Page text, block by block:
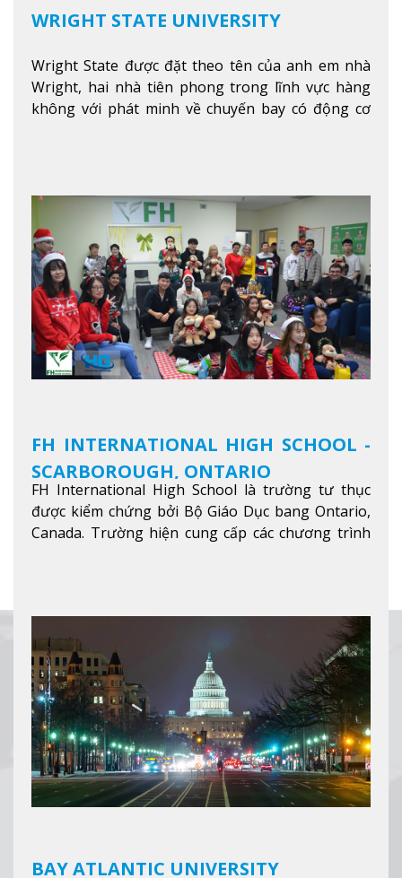
WRIGHT STATE UNIVERSITY
Wright State được đặt theo tên của anh em nhà
Wright, hai nhà tiên phong trong lĩnh vực hàng
không với phát minh về chuyến bay có động cơ
FH INTERNATIONAL HIGH SCHOOL -
SCARBOROUGH, ONTARIO
FH International High School là trường tư thục
được kiểm chứng bởi Bộ Giáo Dục bang Ontario,
Canada. Trường hiện cung cấp các chương trình
nhanh chóng môi trường học tại Canada.Xem
thêm
BAY ATLANTIC UNIVERSITY